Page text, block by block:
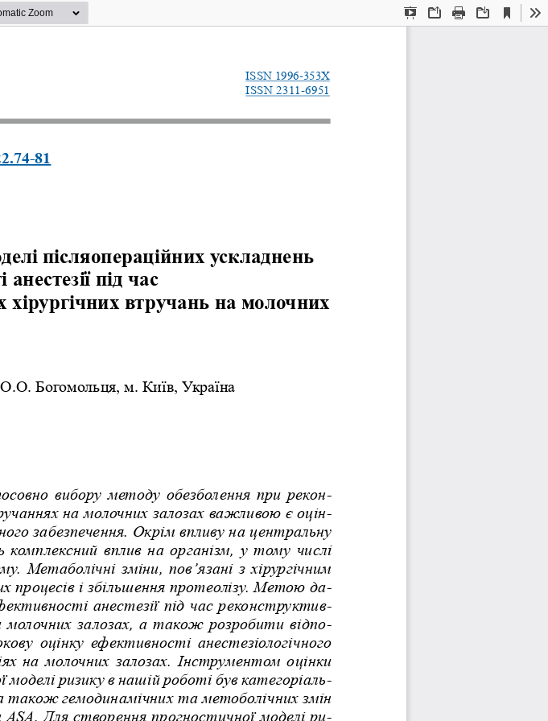
Presentation
OpenPrint Download
Current
View
ISSN 1996-353X
ISSN 2311-6951
81
післяопераційних ускладнень
під час
хірургічних втручань на молочних
Богомольця, м. Київ, Україна
вибору методу обезболення при рекон-
на молочних залозах важливою є оцін-
забезпечення. Окрім впливу на центральну
комплексний вплив на організм, у тому числі
Метаболічні зміни, пов’язані з хірургічним
і збільшення протеолізу. Метою да-
анестезії під час реконструктив-
залозах, а також розробити відпо-
оцінку ефективності анестезіологічного
на молочних залозах. Інструментом оцінки
ризику в нашій роботі був категоріаль-
також гемодинамічних та метоболічних змін
Для створення прогностичної моделі ри-